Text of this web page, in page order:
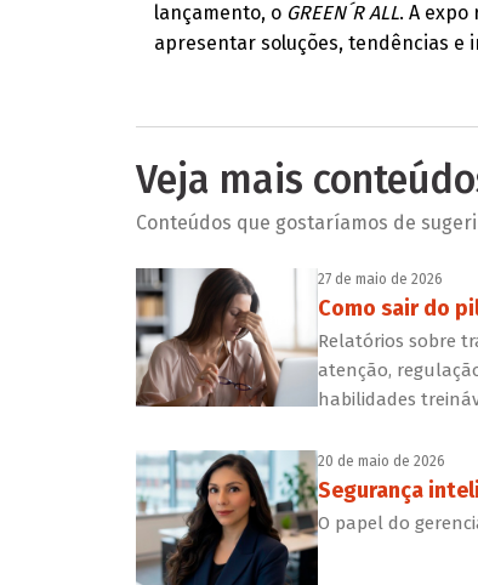
lançamento, o GREEN´R ALL. A
apresentar soluções, tendências e
Veja mais
Conteúdos que gostaríamos de
27 de maio de 2026
Como sair do
Relatórios sobre
atenção,
habilidades
20 de maio de 2026
Segurança
O papel do